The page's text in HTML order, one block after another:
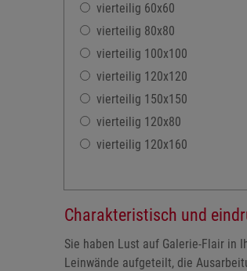
vierteilig 60x60
vierteilig 80x80
vierteilig 100x100
vierteilig 120x120
vierteilig 150x150
vierteilig 120x80
vierteilig 120x160
Charakteristisch und
Sie haben Lust auf Galerie-Flair in
Leinwände aufgeteilt, die